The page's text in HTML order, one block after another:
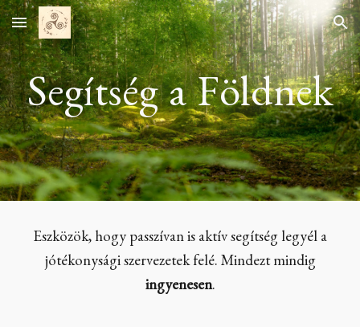
Skip to main content Skip to navigation
Segítség a Földnek
Eszközök, hogy passzívan is aktív segítség legyél a
jótékonysági szervezetek felé. Mindezt mindig
ingyenesen.